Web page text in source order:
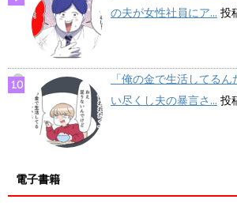
の夫が女性社員にア... 投
「俺の金で生活してる
い尽くし夫の暴言さ... 投
電子書籍